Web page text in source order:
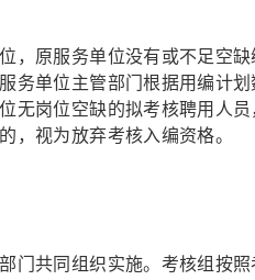
，原服务单位没有或不足空
务单位主管部门根据用编计
无岗位空缺的拟考核聘用人
，视为放弃考核入编资格。
门共同组织实施。考核组按